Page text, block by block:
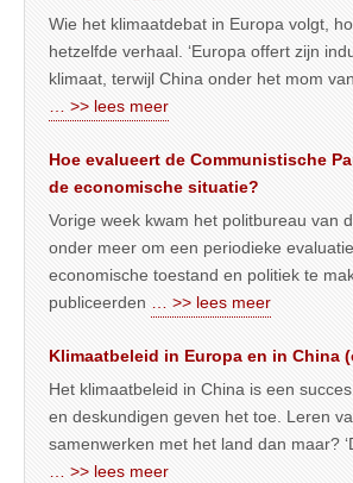
Wie het klimaatdebat in Europa volgt,
hetzelfde verhaal. ‘Europa offert zijn
klimaat, terwijl China onder het mom
… >> lees meer
Hoe evalueert de Communistische
de economische situatie?
Vorige week kwam het politbureau van
onder meer om een periodieke
economische toestand en politiek te
publiceerden … >> lees meer
Klimaatbeleid in Europa en in China
Het klimaatbeleid in China is een
en deskundigen geven het toe. Leren
samenwerken met het land dan maar?
… >> lees meer